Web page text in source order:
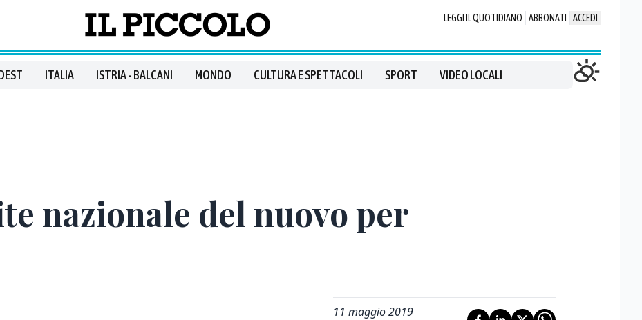
LEGGI IL QUOTIDIANO ABBONATI ACCEDI
ITALIA ISTRIA - BALCANI MONDO CULTURA E SPETTACOLI SPORT VIDEO LOCALI
nazionale del nuovo per
11 maggio 2019